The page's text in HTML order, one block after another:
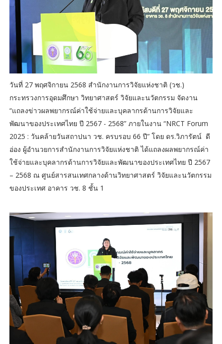
วันที่ 27 พฤศจิกายน 2568 สำนักงานการวิจัยแห่งชาติ (วช.)
กระทรวงการอุดมศึกษา วิทยาศาสตร์ วิจัยและนวัตกรรม จัดงาน
“แถลงข่าวผลพยากรณ์ค่าใช้จ่ายและบุคลากรด้านการวิจัยและ
พัฒนาของประเทศไทย ปี 2567 - 2568” ภายในงาน “NRCT Forum
2025 : วันคล้ายวันสถาปนา วช. ครบรอบ 66 ปี” โดย ดร.วิภารัตน์ ดี
อ่อง ผู้อำนวยการสำนักงานการวิจัยแห่งชาติ ได้แถลงผลพยากรณ์ค่า
ใช้จ่ายและบุคลากรด้านการวิจัยและพัฒนาของประเทศไทย ปี 2567
– 2568 ณ ศูนย์สารสนเทศกลางด้านวิทยาศาสตร์ วิจัยและนวัตกรรม
ของประเทศ อาคาร วช. 8 ชั้น 1